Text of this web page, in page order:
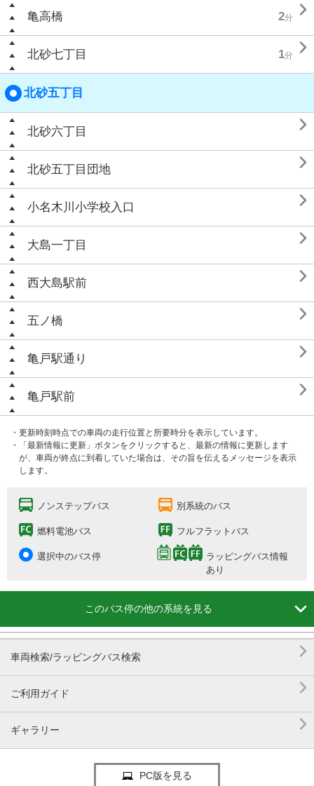
亀高橋 2分 
北砂七丁目 1分 
北砂五丁目
北砂六丁目 
北砂五丁目団地 
小名木川小学校入口 
大島一丁目 
西大島駅前 
五ノ橋 
亀戸駅通り 
亀戸駅前 
・更新時刻時点での車両の走行位置と所要時分を表示しています。
・「最新情報に更新」ボタンをクリックすると、最新の情報に更新します
が、車両が終点に到着していた場合は、その旨を伝えるメッセージを表示
します。
ノンステップバス 別系統のバス
燃料電池バス フルフラットバス
選択中のバス停
ラッピングバス情報
あり
このバス停の他の系統を見る 
車両検索/ラッピングバス検索 
ご利用ガイド 
ギャラリー 
PC版を見る